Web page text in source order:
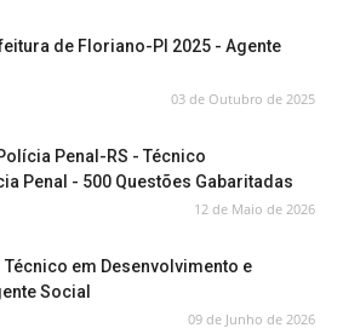
de Floriano-PI 2025 - Agente
03 de Outubro de 2025
Penal-RS - Técnico
Penal - 500 Questões Gabaritadas
12 de Maio de 2026
Técnico em Desenvolvimento e
Social
09 de Junho de 2026